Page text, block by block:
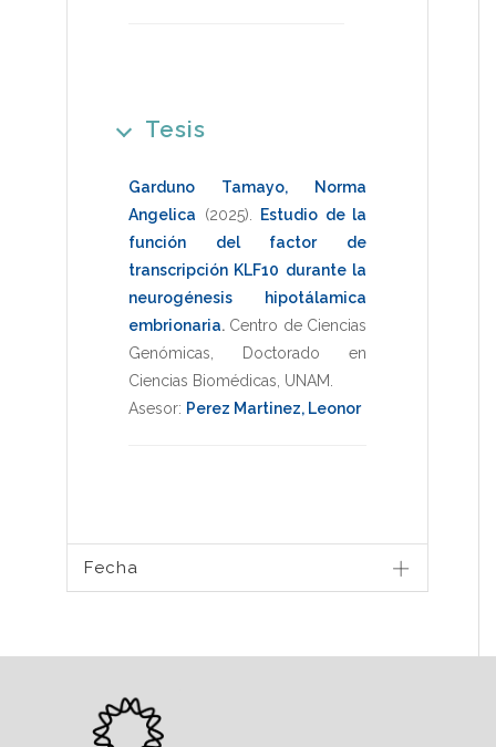
Tesis
Garduno Tamayo, Norma
Angelica
(2025)
Estudio de la
función del factor de
transcripción KLF10 durante la
neurogénesis hipotálamica
embrionaria. Centro de Ciencias
Genómicas
Doctorado en
Ciencias Biomédicas UNAM
Asesor: Perez Martinez, Leonor
Fecha